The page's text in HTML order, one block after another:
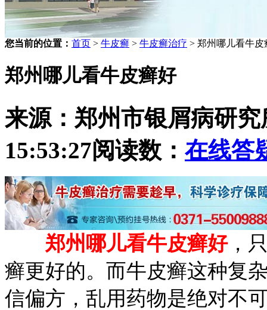
您当前的位置： 首页 > 牛皮癣 > 牛皮癣治疗 > 郑州哪儿看牛皮
郑州哪儿看牛皮癣好
来源：郑州市银屑病研究
15:53:27阅读数： 在线答
郑州哪儿看牛皮癣好，
癣更好的。而牛皮癣这种复
信偏方，乱用药物是绝对不